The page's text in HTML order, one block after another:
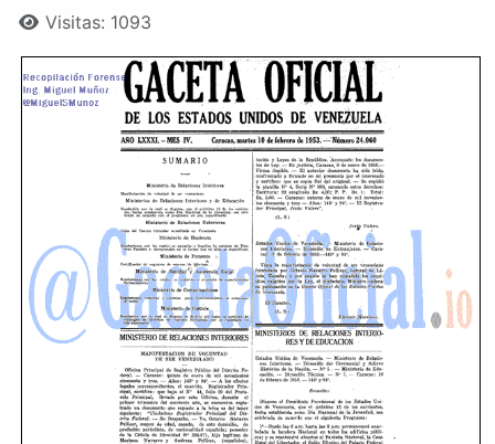
Visitas: 1093